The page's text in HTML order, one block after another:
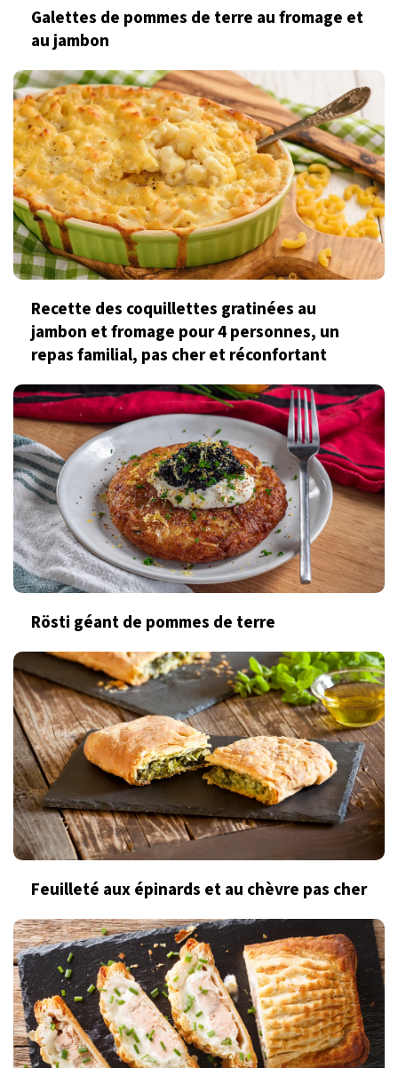
Galettes de pommes de terre au fromage et
au jambon
Recette des coquillettes gratinées au
jambon et fromage pour 4 personnes, un
repas familial, pas cher et réconfortant
Rösti géant de pommes de terre
Feuilleté aux épinards et au chèvre pas cher